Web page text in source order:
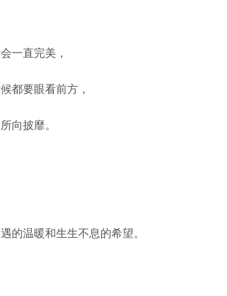
一直完美，
都要眼看前方，
向披靡。
的温暖和生生不息的希望。